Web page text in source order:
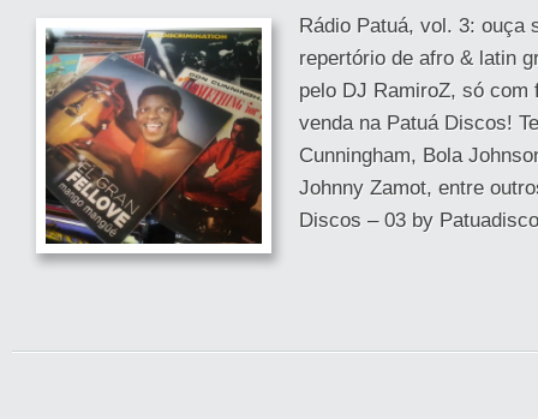
Rádio Patuá, vol. 3: ouça
repertório de afro & latin
pelo DJ RamiroZ, só com
venda na Patuá Discos!
Cunningham, Bola
Johnny Zamot, entre
Discos – 03 by